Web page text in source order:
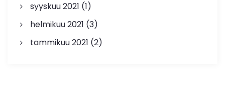
syyskuu 2021 (1)
helmikuu 2021 (3)
tammikuu 2021 (2)